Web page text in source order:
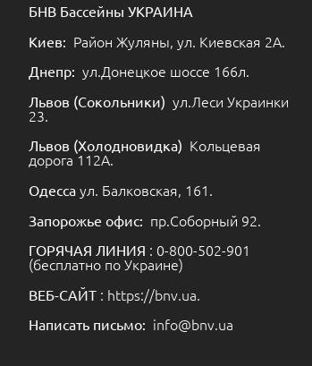
БНВ Бассейны УКРАИНА
Киев: Район Жуляны, ул. Киевская 2А.
Днепр: ул.Донецкое шоссе 166л.
Львов (Сокольники) ул.Леси Украинки
23.
Львов (Холодновидка) Кольцевая
дорога 112А.
Одесса ул. Балковская, 161.
Запорожье офис: пр.Соборный 92.
ГОРЯЧАЯ ЛИНИЯ : 0-800-502-901
(бесплатно по Украине)
ВЕБ-САЙТ : https://bnv.ua.
Написать письмо: info@bnv.ua